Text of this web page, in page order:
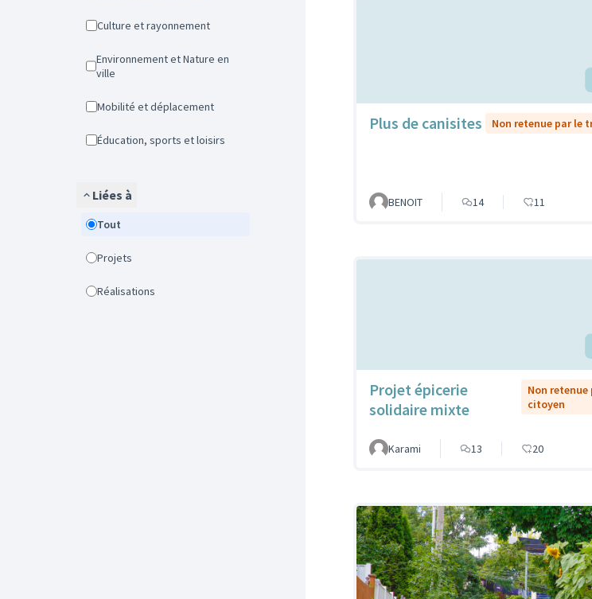
Culture et rayonnement
Environnement et Nature en
ville
Mobilité et déplacement
Éducation, sports et loisirs
Liées à
Tout
Projets
Réalisations
Plus de canisites Non retenue par le
BENOIT 14 11
Projet épicerie
solidaire mixte
Non
citoyen
Karami 13 20